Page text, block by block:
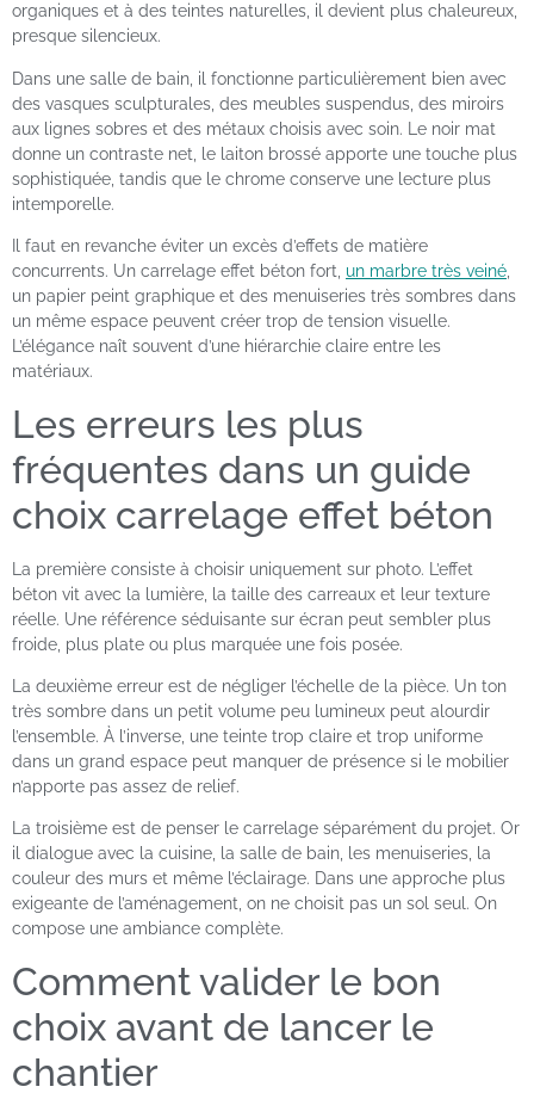
organiques et à des teintes naturelles, il devient plus chaleureux,
presque silencieux.
Dans une salle de bain, il fonctionne particulièrement bien avec
des vasques sculpturales, des meubles suspendus, des miroirs
aux lignes sobres et des métaux choisis avec soin. Le noir mat
donne un contraste net, le laiton brossé apporte une touche plus
sophistiquée, tandis que le chrome conserve une lecture plus
intemporelle.
Il faut en revanche éviter un excès d’effets de matière
concurrents. Un carrelage effet béton fort, un marbre très veiné
un papier peint graphique et des menuiseries très sombres dans
un même espace peuvent créer trop de tension visuelle.
L’élégance naît souvent d’une hiérarchie claire entre les
matériaux.
Les erreurs les plus
fréquentes dans un guide
choix carrelage effet béton
La première consiste à choisir uniquement sur photo. L’effet
béton vit avec la lumière, la taille des carreaux et leur texture
réelle. Une référence séduisante sur écran peut sembler plus
froide, plus plate ou plus marquée une fois posée.
La deuxième erreur est de négliger l’échelle de la pièce. Un ton
très sombre dans un petit volume peu lumineux peut alourdir
l’ensemble. À l’inverse, une teinte trop claire et trop uniforme
dans un grand espace peut manquer de présence si le mobilier
n’apporte pas assez de relief.
La troisième est de penser le carrelage séparément du projet. Or
il dialogue avec la cuisine, la salle de bain, les menuiseries, la
couleur des murs et même l’éclairage. Dans une approche plus
exigeante de l’aménagement, on ne choisit pas un sol seul. On
compose une ambiance complète.
Comment valider le bon
choix avant de lancer le
chantier